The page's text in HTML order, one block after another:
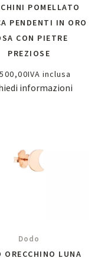
POMELLATO
PENDENTI IN ORO
CON PIETRE
PREZIOSE
IVA inclusa
informazioni
Dodo
ORECCHINO LUNA